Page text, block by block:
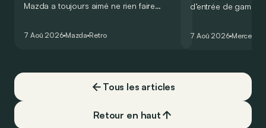
Mazda a toujours aimé ne rien faire
de la plus belle des manières…
7 Aoû 2026 Mazda Retro
d’entrée de
moins…
7 Aoû 2026 Mercedes
Tous les articles
Retour en haut